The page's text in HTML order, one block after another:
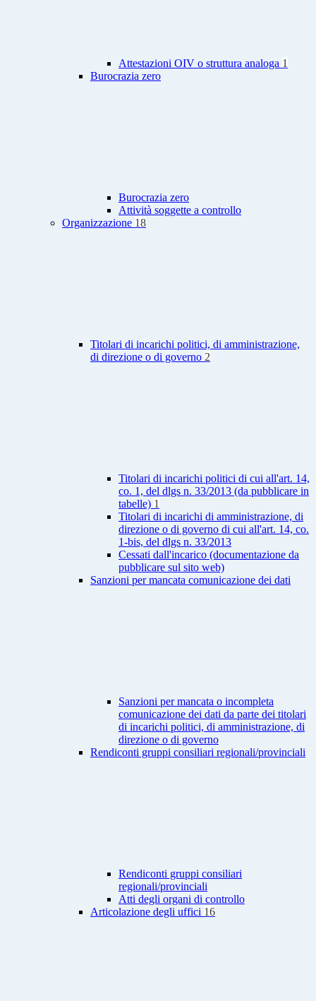
Attestazioni OIV o struttura analoga 1
Burocrazia zero
Burocrazia zero
Attività soggette a controllo
Organizzazione 18
Titolari di incarichi politici, di amministrazione,
di direzione o di governo 2
Titolari di incarichi politici di cui all'art. 14,
co. 1, del dlgs n. 33/2013 (da pubblicare in
tabelle) 1
Titolari di incarichi di amministrazione, di
direzione o di governo di cui all'art. 14, co.
1-bis, del dlgs n. 33/2013
Cessati dall'incarico (documentazione da
pubblicare sul sito web)
Sanzioni per mancata comunicazione dei dati
Sanzioni per mancata o incompleta
comunicazione dei dati da parte dei titolari
di incarichi politici, di amministrazione, di
direzione o di governo
Rendiconti gruppi consiliari regionali/provinciali
Rendiconti gruppi consiliari
regionali/provinciali
Atti degli organi di controllo
Articolazione degli uffici 16